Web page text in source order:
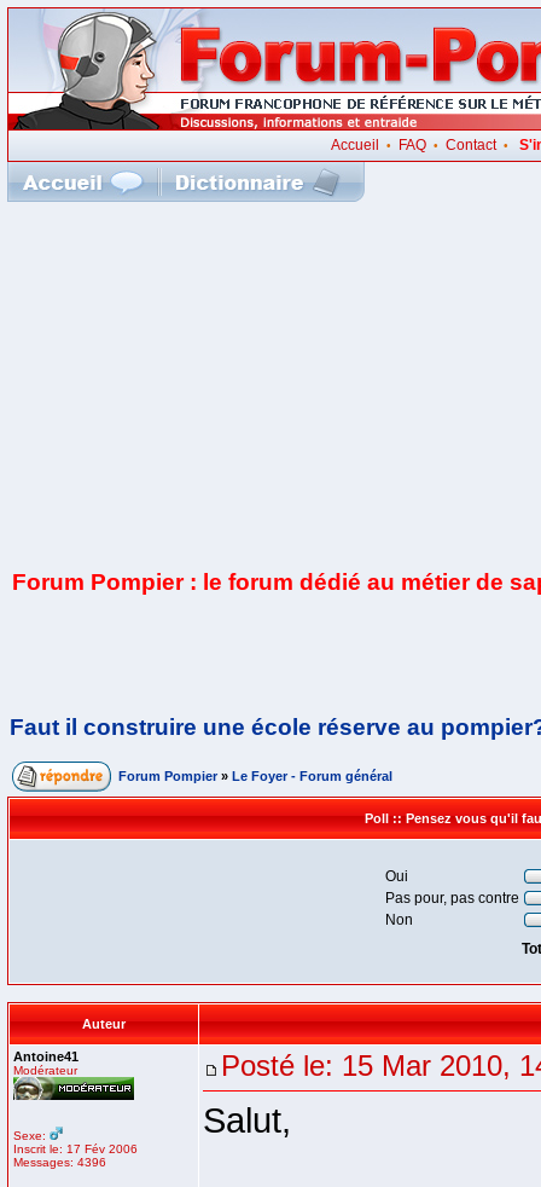
Accueil • FAQ• Contact•
Forum Pompier : le forum dédié au métier de
Faut il construire une école réserve au
Forum Pompier » Le Foyer - Forum général
Poll :: Pensez vous qu'il
Oui
Pas pour, pas contre
Non
Auteur
Antoine41
Modérateur
Sexe:
Inscrit le: 17 Fév 2006
Messages: 4396
Posté le: 15 Mar 2010,
Salut,